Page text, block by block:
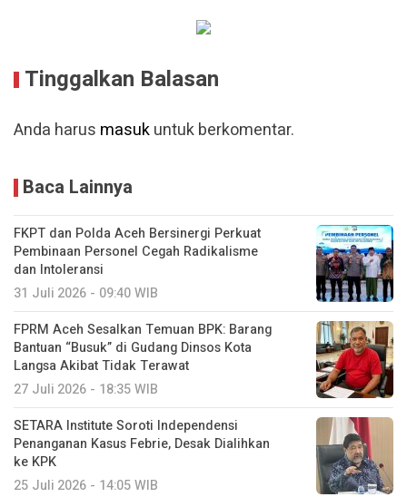
Tinggalkan Balasan
Anda harus masukuntuk berkomentar.
Baca Lainnya
FKPT dan Polda Aceh Bersinergi Perkuat
Pembinaan Personel Cegah Radikalisme
dan Intoleransi
31 Juli 2026 - 09:40 WIB
FPRM Aceh Sesalkan Temuan BPK: Barang
Bantuan “Busuk” di Gudang Dinsos Kota
Langsa Akibat Tidak Terawat
27 Juli 2026 - 18:35 WIB
SETARA Institute Soroti Independensi
Penanganan Kasus Febrie, Desak Dialihkan
ke KPK
25 Juli 2026 - 14:05 WIB